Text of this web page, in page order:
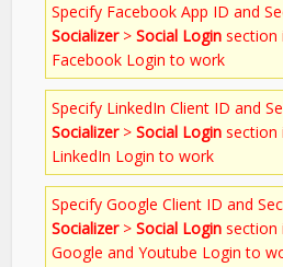
Specify Facebook App ID and
Socializer>Social Login section
Facebook Login to work
Specify LinkedIn Client ID and
Socializer>Social Login section
LinkedIn Login to work
Specify Google Client ID and
Socializer>Social Login section
Google and Youtube Login to